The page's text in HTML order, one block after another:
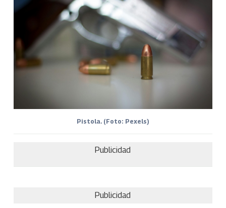
Pistola. (Foto: Pexels)
Publicidad
Publicidad